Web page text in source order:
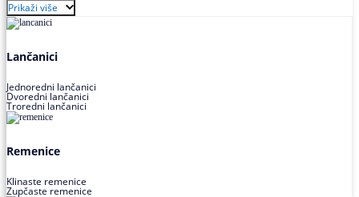
Prikaži više
Lančanici
Jednoredni lančanici
Dvoredni lančanici
Troredni lančanici
Remenice
Klinaste remenice
Zupčaste remenice